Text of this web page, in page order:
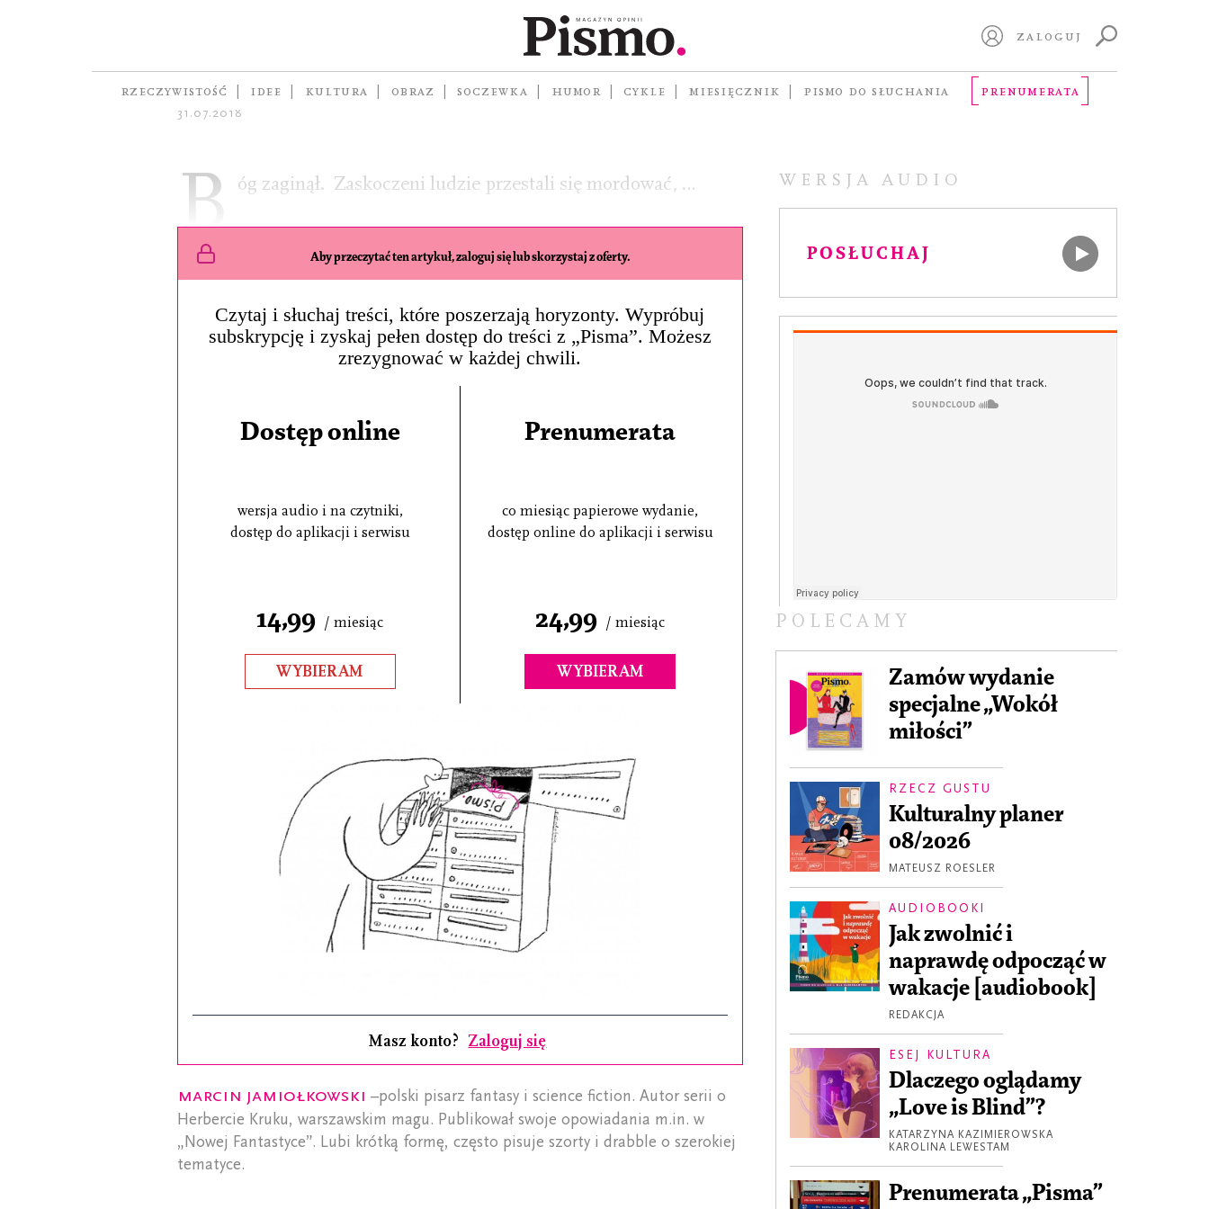
ZALOGUJ
RZECZYWISTOŚĆ IDEE KULTURA OBRAZ SOCZEWKA HUMOR CYKLE MIESIĘCZNIK PISMO DO SŁUCHANIA PRENUMERATA
autor MARCIN JAMIOŁKOWSKI
31.07.2018
WERSJA AUDIO
POSŁUCHAJ
B óg zaginął. Zaskoczeni ludzie przestali się mordować, …
Aby przeczytać ten artykuł, zaloguj się lub skorzystaj z oferty.
Czytaj i słuchaj treści, które poszerzają horyzonty. Wypróbuj
subskrypcję i zyskaj pełen dostęp do treści z „Pisma”. Możesz
zrezygnować w każdej chwili.
Dostęp online
wersja audio i na czytniki,
dostęp do aplikacji i serwisu
14,99 / miesiąc
WYBIERAM
Prenumerata
co miesiąc papierowe wydanie,
dostęp online do aplikacji i serwisu
24,99 / miesiąc
WYBIERAM
Masz konto? Zaloguj się
Marcin Jamiołkowski –polski pisarz fantasy i science fiction. Autor serii o
Herbercie Kruku, warszawskim magu. Publikował swoje opowiadania m.in. w
„Nowej Fantastyce”. Lubi krótką formę, często pisuje szorty i drabble o szerokiej
tematyce.
POLECAMY
Zamów wydanie
specjalne „Wokół
miłości”
RZECZ GUSTU
Kulturalny planer
08/2026
MATEUSZ ROESLER
AUDIOBOOKI
Jak zwolnić i
naprawdę odpocząć w
wakacje [audiobook]
REDAKCJA
ESEJ KULTURA
Dlaczego oglądamy
„Love is Blind”?
KATARZYNA KAZIMIEROWSKA
KAROLINA LEWESTAM
Prenumerata „Pisma”